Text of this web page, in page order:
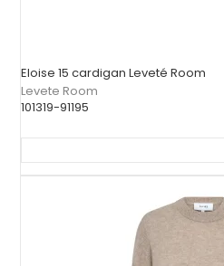
Eloise 15 cardigan Leveté Room
Levete Room
101319-91195